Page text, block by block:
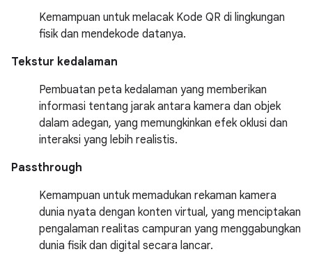
Kemampuan untuk melacak Kode QR di lingkungan
fisik dan mendekode datanya.
Tekstur kedalaman
Pembuatan peta kedalaman yang memberikan
informasi tentang jarak antara kamera dan objek
dalam adegan, yang memungkinkan efek oklusi dan
interaksi yang lebih realistis.
Passthrough
Kemampuan untuk memadukan rekaman kamera
dunia nyata dengan konten virtual, yang menciptakan
pengalaman realitas campuran yang menggabungkan
dunia fisik dan digital secara lancar.